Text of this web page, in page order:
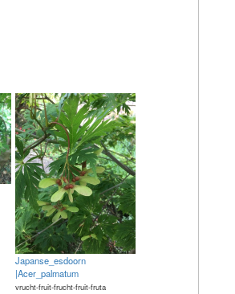
Japanse_esdoorn
|Acer_palmatum
vrucht-fruit-frucht-fruit-fruta